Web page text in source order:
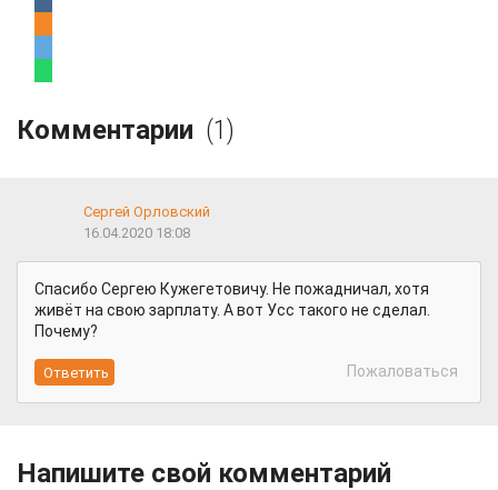
Комментарии (1)
Сергей Орловский
16.04.2020 18:08
Спасибо Сергею Кужегетовичу. Не пожадничал, хотя
живёт на свою зарплату. А вот Усс такого не сделал.
Почему?
Пожаловаться
Напишите свой комментарий